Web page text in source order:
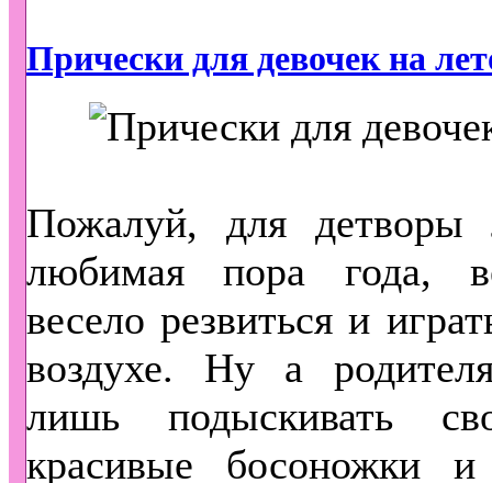
Прически для девочек на
Пожалуй, для детворы
любимая пора года,
весело резвиться и
воздухе. Ну а
лишь подыскивать
красивые босоножки и